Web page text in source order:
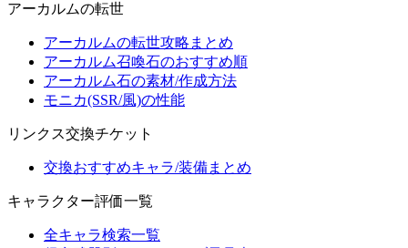
アーカルムの転世
アーカルムの転世攻略まとめ
アーカルム召喚石のおすすめ順
アーカルム石の素材/作成方法
モニカ(SSR/風)の性能
リンクス交換チケット
交換おすすめキャラ/装備まとめ
キャラクター評価一覧
全キャラ検索一覧